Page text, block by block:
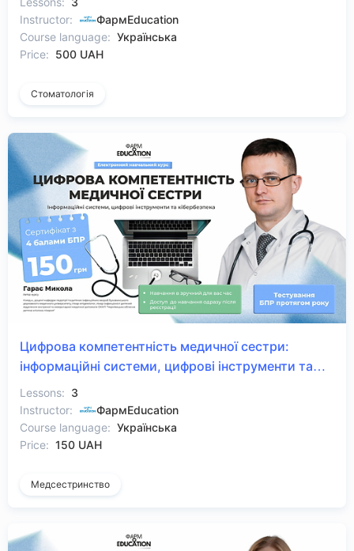
Instructor:
ФармEducation
Course language: Українська
Price: 500 UAH
Стоматологія
Цифрова компетентність медичної сестри:
інформаційні системи, цифрові інструменти та
кібербезпека
Lessons: 3
Instructor:
ФармEducation
Course language: Українська
Price: 150 UAH
Медсестринство